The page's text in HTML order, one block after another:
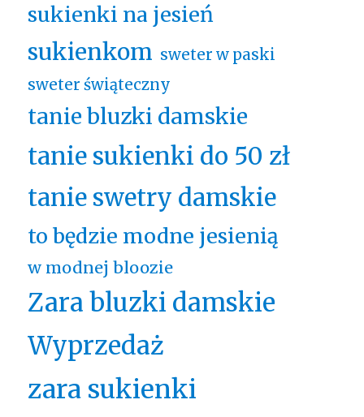
sukienki na jesień
sukienkom sweter w paski
sweter świąteczny
tanie bluzki damskie
tanie sukienki do 50 zł
tanie swetry damskie
to będzie modne jesienią
w modnej bloozie
Zara bluzki damskie
Wyprzedaż
zara sukienki